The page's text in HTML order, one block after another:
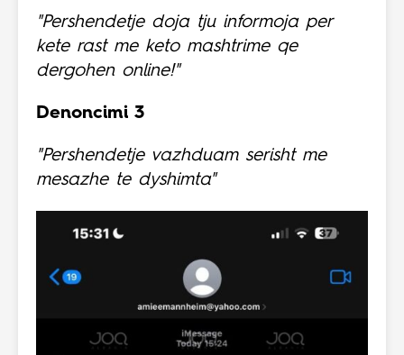
"Pershendetje doja tju informoja per
kete rast me keto mashtrime qe
dergohen online!"
Denoncimi 3
"Pershendetje vazhduam serisht me
mesazhe te dyshimta"